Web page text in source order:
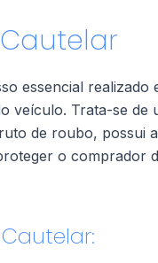
essencial
veículo. Trata-se
de roubo, possui
o